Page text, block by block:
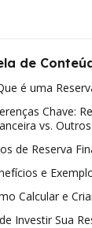
de
é uma
Chave:
vs.
de Reserva
e
Calcular e
Investir Sua